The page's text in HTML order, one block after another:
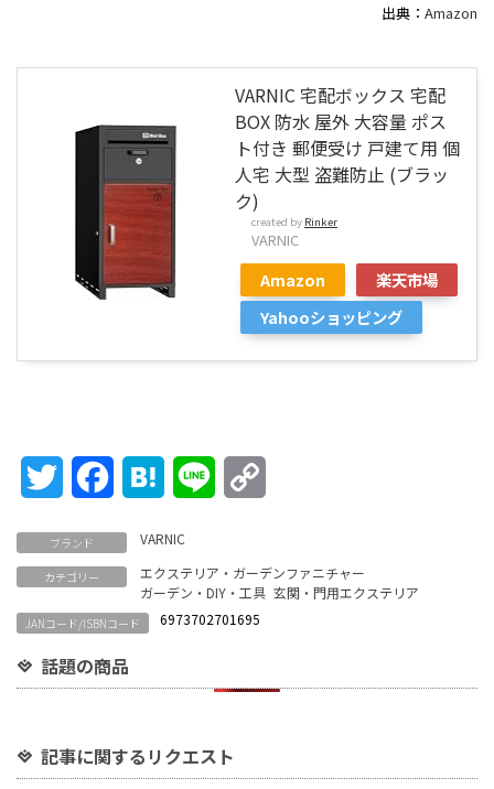
出典： Amazon
VARNIC 宅配ボックス 宅配
BOX 防水 屋外 大容量 ポス
ト付き 郵便受け 戸建て用 個
人宅 大型 盗難防止 (ブラッ
ク)
created by Rinker
VARNIC
Amazon
楽天市場
Yahooショッピング
Twitter FacebookHatena Line
ブランド VARNIC
カテゴリー
エクステリア・ガーデンファニチャー
ガーデン・DIY・工具 玄関・門用エクステリア
JANコード/ISBNコード 6973702701695
話題の商品
記事に関するリクエスト